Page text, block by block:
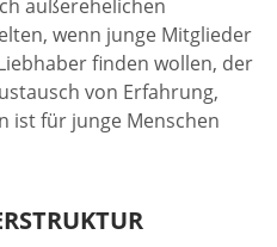
außerehelichen
wenn junge Mitglieder
finden wollen, der
von Erfahrung,
ist für junge Menschen